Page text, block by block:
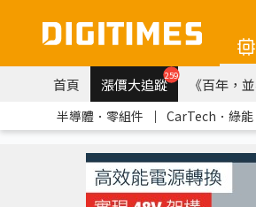
首頁 漲價大追蹤259 《百年，
半導體．零組件 ｜ CarTech．綠能